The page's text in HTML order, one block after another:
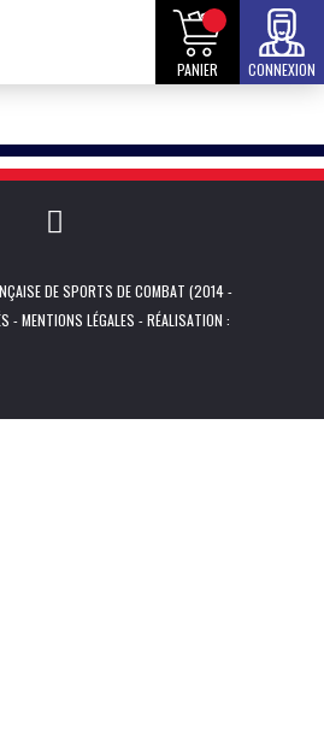
PANIER CONNEXION
DE SPORTS DE COMBAT (2014 -
-MENTIONS LÉGALES - RÉALISATION :